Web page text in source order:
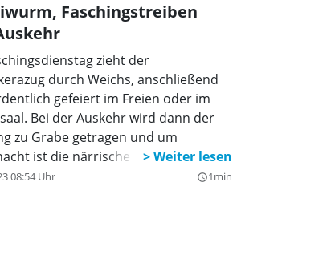
Faschingstreiben
zieht der
durch Weichs, anschließend
gefeiert im Freien oder im
Bei der Auskehr wird dann der
zu Grabe getragen und um
ist die närrische Saison schon
08:54 Uhr query_builder1min